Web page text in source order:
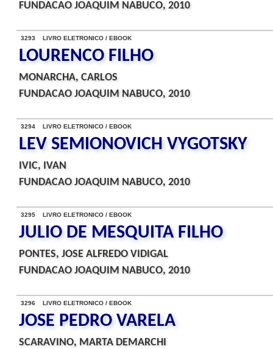
FUNDACAO JOAQUIM NABUCO, 2010
3293 LIVRO ELETRONICO / EBOOK
LOURENCO FILHO
MONARCHA, CARLOS
FUNDACAO JOAQUIM NABUCO, 2010
3294 LIVRO ELETRONICO / EBOOK
LEV SEMIONOVICH VYGOTSKY
IVIC, IVAN
FUNDACAO JOAQUIM NABUCO, 2010
3295 LIVRO ELETRONICO / EBOOK
JULIO DE MESQUITA FILHO
PONTES, JOSE ALFREDO VIDIGAL
FUNDACAO JOAQUIM NABUCO, 2010
3296 LIVRO ELETRONICO / EBOOK
JOSE PEDRO VARELA
SCARAVINO, MARTA DEMARCHI